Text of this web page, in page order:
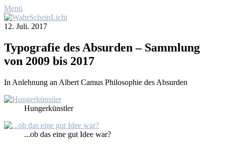
Menü
12. Juli. 2017
Ty­po­gra­fie des Ab­sur­den – Samm­lung
von 2009 bis 2017
In An­leh­nung an Al­bert Ca­mus Phi­lo­so­phie des Ab­sur­den
Hun­ger­künst­ler
...ob das ei­ne gut Idee war?